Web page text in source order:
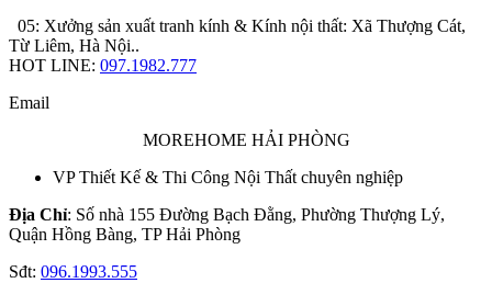
05: Xưởng sản xuất tranh kính & Kính nội thất: Xã Thượng Cát,
Từ Liêm, Hà Nội..
HOT LINE: 097.1982.777
Email
MOREHOME HẢI PHÒNG
VP Thiết Kế & Thi Công Nội Thất chuyên nghiệp
Địa Chỉ: Số nhà 155 Đường Bạch Đằng, Phường Thượng Lý,
Quận Hồng Bàng, TP Hải Phòng
Sđt: 096.1993.555